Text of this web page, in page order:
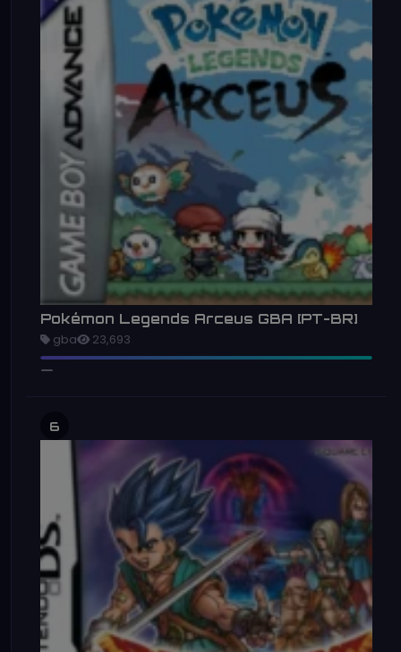
Pokémon Legends Arceus GBA [PT-BR]
gba 23,693
6